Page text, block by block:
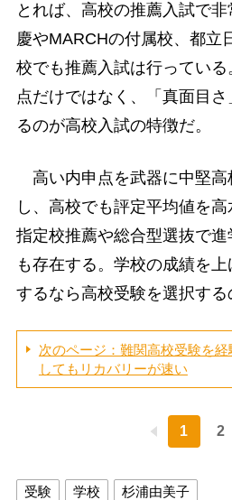
とれば、高校の推薦入試で
慶やMARCHの付属校、都立
校でも推薦入試は行ってい
点だけではなく、「真面目
るのが高校入試の特徴だ。
高い内申点を武器に中堅高
し、高校でも評定平均値を
指定校推薦や総合型選抜で進
も存在する。学校の成績を
するなら高校受験を選択する
次のページ：難関高校受験を
してもリカバリーが速い
1 2
受験 学校 杉浦由美子